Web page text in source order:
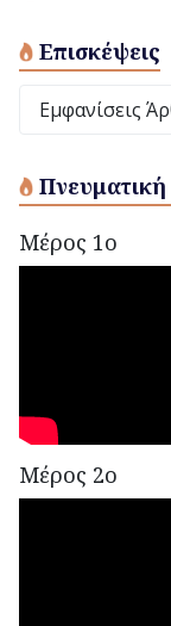
Επισκέψεις
Εμφανίσεις
Πνευματική
Μέρος 1ο
Μέρος 2ο